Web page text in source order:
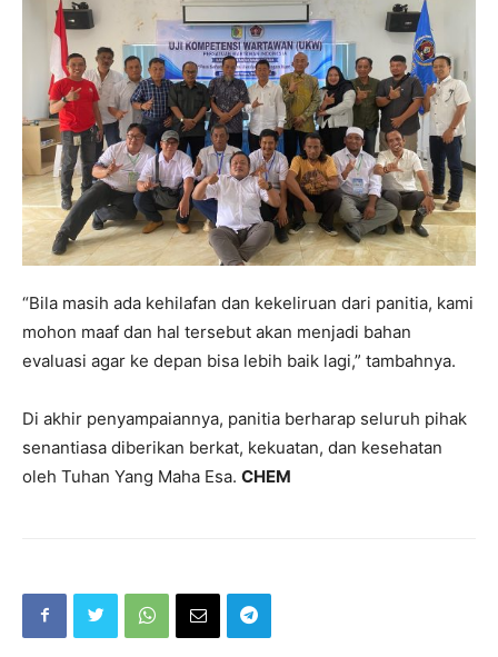
“Bila masih ada kehilafan dan kekeliruan dari panitia, kami
mohon maaf dan hal tersebut akan menjadi bahan
evaluasi agar ke depan bisa lebih baik lagi,” tambahnya.
Di akhir penyampaiannya, panitia berharap seluruh pihak
senantiasa diberikan berkat, kekuatan, dan kesehatan
oleh Tuhan Yang Maha Esa. CHEM